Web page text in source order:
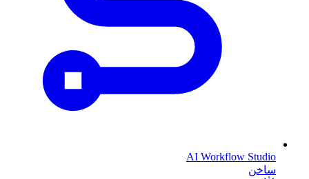
AI Workflow Studio
ساخن